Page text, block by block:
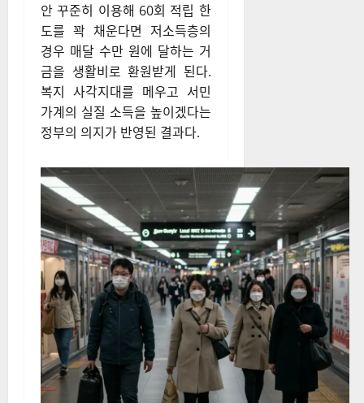
안 꾸준히 이용해 60회 적립 한
도를 꽉 채운다면 저소득층의
경우 매달 수만 원에 달하는 거
금을 생활비로 환원받게 된다.
복지 사각지대를 메우고 서민
가계의 실질 소득을 높이겠다는
정부의 의지가 반영된 결과다.